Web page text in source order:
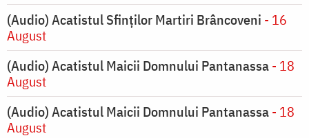
(Audio) Acatistul Sfinților Martiri Brâncoveni - 16
August
(Audio) Acatistul Maicii Domnului Pantanassa- 18
August
(Audio) Acatistul Maicii Domnului Pantanassa- 18
August